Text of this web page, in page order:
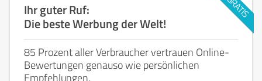
Ihr guter Ruf:
Die beste Werbung der Welt!
85 Prozent aller Verbraucher vertrauen Online-
Bewertungen genauso wie persönlichen
Empfehlungen.